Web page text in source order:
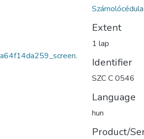
Extent
1 lap
Identifier
SZC C 0546
Language
hun
Product/